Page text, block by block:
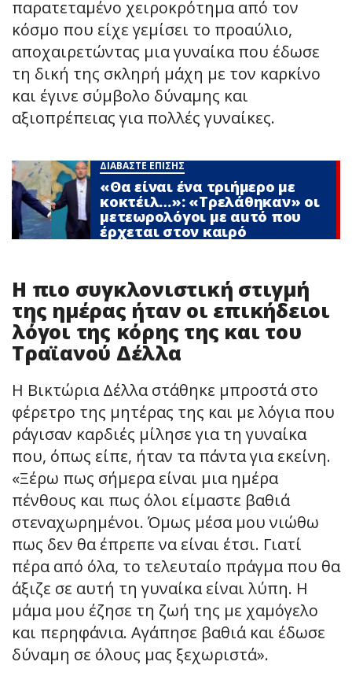
παρατεταμένο χειροκρότημα από τον
κόσμο που είχε γεμίσει το προαύλιο,
αποχαιρετώντας μια γυναίκα που έδωσε
τη δική της σκληρή μάχη με τον καρκίνο
και έγινε σύμβολο δύναμης και
αξιοπρέπειας για πολλές γυναίκες.
ΔΙΑΒΑΣΤΕ ΕΠΙΣΗΣ
«Θα είναι ένα τριήμερο με
κοκτέιλ…»: «Τρελάθηκαν» οι
μετεωρολόγοι με αuτό που
έρχεται στον καιρό
Η πιο συγκλονιστική στιγμή
της ημέρας ήταν οι επικήδειοι
λόγοι της κόρης της και του
Τραϊανού Δέλλα
Η Βικτώρια Δέλλα στάθηκε μπροστά στο
φέρετρο της μητέρας της και με λόγια που
ράγισαν καρδιές μίλησε για τη γυναίκα
που, όπως είπε, ήταν τα πάντα για εκείνη.
«Ξέρω πως σήμερα είναι μια ημέρα
πένθους και πως όλοι είμαστε βαθιά
στεναχωρημένοι. Όμως μέσα μου νιώθω
πως δεν θα έπρεπε να είναι έτσι. Γιατί
πέρα από όλα, το τελευταίο πράγμα που θα
άξιζε σε αυτή τη γυναίκα είναι λύπη. Η
μάμα μου έζησε τη ζωή της με χαμόγελο
και περηφάνια. Αγάπησε βαθιά και έδωσε
δύναμη σε όλους μας ξεχωριστά».